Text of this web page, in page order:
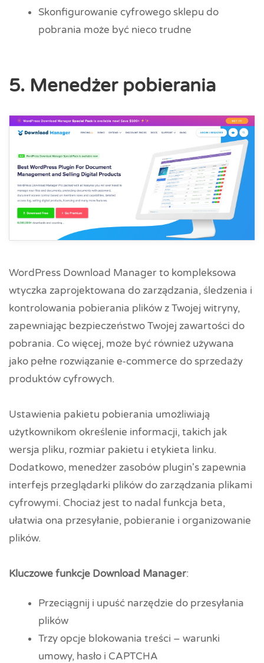
Skonfigurowanie cyfrowego sklepu do
pobrania może być nieco trudne
5. Menedżer pobierania
WordPress Download Manager to kompleksowa
wtyczka zaprojektowana do zarządzania, śledzenia i
kontrolowania pobierania plików z Twojej witryny,
zapewniając bezpieczeństwo Twojej zawartości do
pobrania. Co więcej, może być również używana
jako pełne rozwiązanie e‑commerce do sprzedaży
produktów cyfrowych.
Ustawienia pakietu pobierania umożliwiają
użytkownikom określenie informacji, takich jak
wersja pliku, rozmiar pakietu i etykieta linku.
Dodatkowo, menedżer zasobów plugin's zapewnia
interfejs przeglądarki plików do zarządzania plikami
cyfrowymi. Chociaż jest to nadal funkcja beta,
ułatwia ona przesyłanie, pobieranie i organizowanie
plików.
Kluczowe funkcje Download Manager:
Przeciągnij i upuść narzędzie do przesyłania
plików
Trzy opcje blokowania treści – warunki
umowy, hasło i CAPTCHA